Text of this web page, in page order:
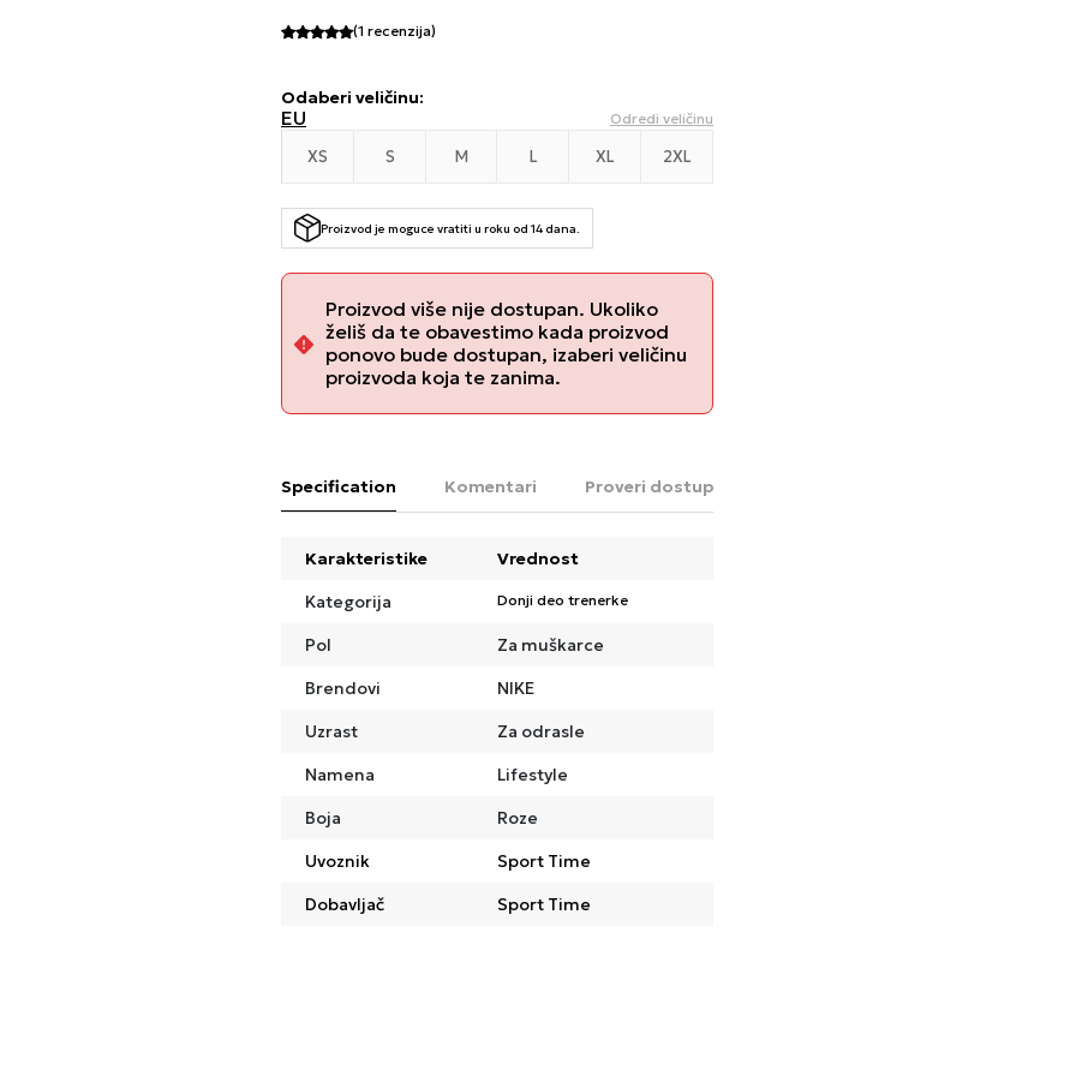
(1 recenzija)
Odaberi veličinu:
EU Odredi veličinu
XS S M L XL 2XL
Proizvod je moguce vratiti u roku od 14 dana.
Proizvod više nije dostupan. Ukoliko
želiš da te obavestimo kada proizvod
ponovo bude dostupan, izaberi veličinu
proizvoda koja te zanima.
Specification Komentari Proveri dostupnost u radnjama
Karakteristike
Vrednost
Kategorija
Donji deo trenerke
Pol
Za muškarce
Brendovi
NIKE
Uzrast
Za odrasle
Namena
Lifestyle
Boja
Roze
Uvoznik
Sport Time
Dobavljač
Sport Time